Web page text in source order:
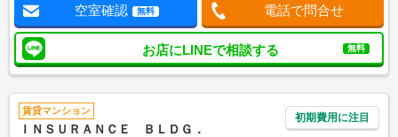
空室確認 無料 電話で問合せ
お店にLINEで相談する 無料
賃貸マンション
ＩＮＳＵＲＡＮＣＥ ＢＬＤＧ．
初期費用に注目